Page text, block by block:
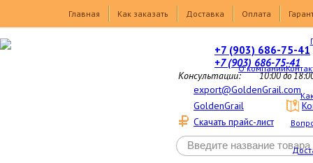
Главная
Как заказать Доставка Оплата
О компании
+7 (903) 686-75-41
+7 (903) 686-75-41
Консультации: 10:00 до
export@GoldenGrail.com
GoldenGrail
Скачать прайс-лист